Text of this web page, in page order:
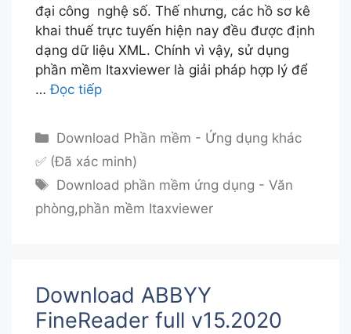
đại công nghệ số. Thế nhưng, các hồ sơ kê
khai thuế trực tuyến hiện nay đều được định
dạng dữ liệu XML. Chính vì vậy, sử dụng
phần mềm Itaxviewer là giải pháp hợp lý để
…Đọc tiếp
Danh
mục
Download Phần mềm - Ứng dụng khác
✅ (Đã xác minh)
Thẻ
Download phần mềm ứng dụng - Văn
phòng,phần mềm Itaxviewer
Download ABBYY
FineReader full v15.2020